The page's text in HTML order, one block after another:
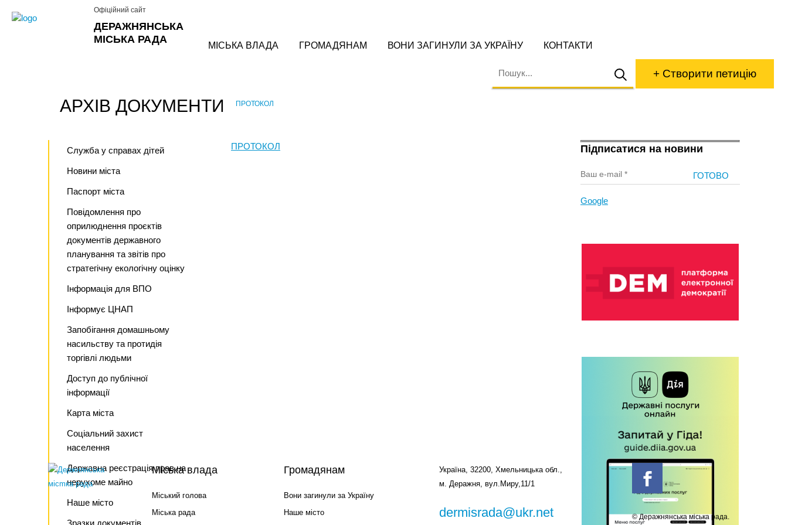
ДЕРАЖНЯНСЬКА
МІСЬКА РАДА
Офіційний сайт
МІСЬКА ВЛАДА ГРОМАДЯНАМ ВОНИ ЗАГИНУЛИ ЗА УКРАЇНУ КОНТАКТИ
+ Створити петицію
АРХІВ ДОКУМЕНТИ ПРОТОКОЛ
Служба у справах дітей
Новини міста
Паспорт міста
Повідомлення про
оприлюднення проєктів
документів державного
планування та звітів про
стратегічну екологічну оцінку
Інформація для ВПО
Інформує ЦНАП
Запобігання домашньому
насильству та протидія
торгівлі людьми
Доступ до публічної
інформації
Карта міста
Соціальний захист
населення
Державна реєстрація прав на
нерухоме майно
Наше місто
Зразки документів
Підписатися на новини
Google
ПРОТОКОЛ
Міська влада
Міський голова
Міська рада
Громадянам
Вони загинули за Україну
Наше місто
Україна, 32200, Хмельницька обл.,
м. Деражня, вул.Миру,11/1
dermisrada@ukr.net
© Деражнянська міська рада.